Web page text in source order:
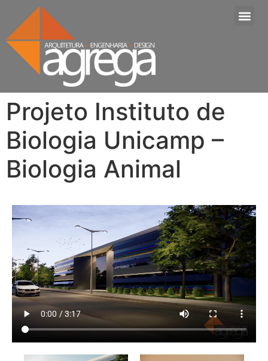
Projeto Instituto de
Biologia Unicamp –
Biologia Animal